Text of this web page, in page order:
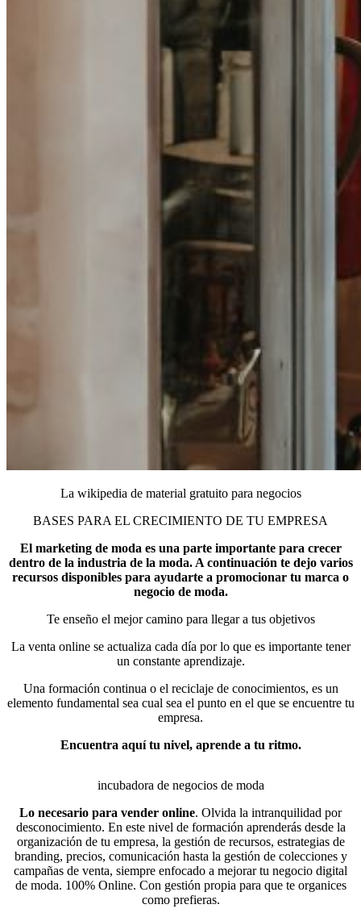
La wikipedia de material gratuito para negocios
BASES PARA EL CRECIMIENTO DE TU EMPRESA
El marketing de moda es una parte importante para crecer
dentro de la industria de la moda. A continuación te dejo varios
recursos disponibles para ayudarte a promocionar tu marca o
negocio de moda.
Te enseño el mejor camino para llegar a tus objetivos
La venta online se actualiza cada día por lo que es importante tener
un constante aprendizaje.
Una formación continua o el reciclaje de conocimientos, es un
elemento fundamental sea cual sea el punto en el que se encuentre tu
empresa.
Encuentra aquí tu nivel, aprende a tu ritmo.
incubadora de negocios de moda
Lo necesario para vender online. Olvida la intranquilidad por
desconocimiento. En este nivel de formación aprenderás desde la
organización de tu empresa, la gestión de recursos, estrategias de
branding, precios, comunicación hasta la gestión de colecciones y
campañas de venta, siempre enfocado a mejorar tu negocio digital
de moda. 100% Online. Con gestión propia para que te organices
como prefieras.